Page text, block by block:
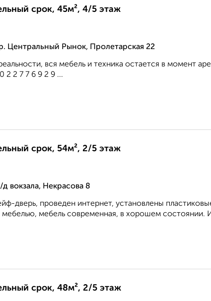
срок, 45м², 4/5 этаж
Центральный Рынок, Пролетарская 22
вся мебель и техника остается в момент
2 2 7 7 6 9 2 9 ...
срок, 54м², 2/5 этаж
вокзала, Некрасова 8
дверь, проведен интернет, установлены
мебелью, мебель современная, в хорошем состоянии.
срок, 48м², 2/5 этаж